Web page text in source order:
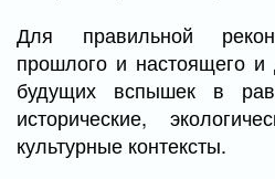
Для правильной
прошлого и настоящего и
будущих вспышек в
исторические,
культурные контексты.